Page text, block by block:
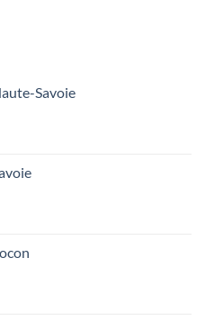
Savoie